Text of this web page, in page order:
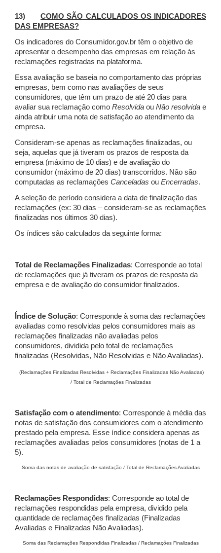
13)COMO SÃO CALCULADOS OS INDICADORES
DAS EMPRESAS?
Os indicadores do Consumidor.gov.br têm o objetivo de
apresentar o desempenho das empresas em relação às
reclamações registradas na plataforma.
Essa avaliação se baseia no comportamento das próprias
empresas, bem como nas avaliações de seus
consumidores, que têm um prazo de até 20 dias para
avaliar sua reclamação como Resolvida ou Não resolvida e
ainda atribuir uma nota de satisfação ao atendimento da
empresa.
Consideram-se apenas as reclamações finalizadas, ou
seja, aquelas que já tiveram os prazos de resposta da
empresa (máximo de 10 dias) e de avaliação do
consumidor (máximo de 20 dias) transcorridos. Não são
computadas as reclamações Canceladas ou Encerradas.
A seleção de período considera a data de finalização das
reclamações (ex: 30 dias – consideram-se as reclamações
finalizadas nos últimos 30 dias).
Os índices são calculados da seguinte forma:
Total de Reclamações Finalizadas: Corresponde ao total
de reclamações que já tiveram os prazos de resposta da
empresa e de avaliação do consumidor finalizados.
Índice de Solução: Corresponde à soma das reclamações
avaliadas como resolvidas pelos consumidores mais as
reclamações finalizadas não avaliadas pelos
consumidores, dividida pelo total de reclamações
finalizadas (Resolvidas, Não Resolvidas e Não Avaliadas).
(Reclamações Finalizadas Resolvidas + Reclamações Finalizadas Não Avaliadas)
/ Total de Reclamações Finalizadas
Satisfação com o atendimento: Corresponde à média das
notas de satisfação dos consumidores com o atendimento
prestado pela empresa. Esse índice considera apenas as
reclamações avaliadas pelos consumidores (notas de 1 a
5).
Soma das notas de avaliação de satisfação / Total de Reclamações Avaliadas
Reclamações Respondidas: Corresponde ao total de
reclamações respondidas pela empresa, dividido pela
quantidade de reclamações finalizadas (Finalizadas
Avaliadas e Finalizadas Não Avaliadas).
Soma das Reclamações Respondidas Finalizadas / Reclamações Finalizadas